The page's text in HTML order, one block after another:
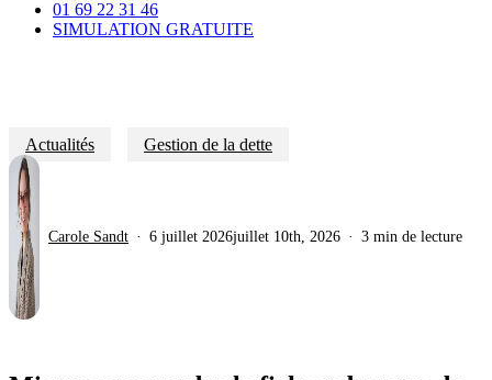
01 69 22 31 46
SIMULATION GRATUITE
Actualités Gestion de la dette
Carole Sandt 6 juillet 2026juillet 10th, 2026 3 min de lecture